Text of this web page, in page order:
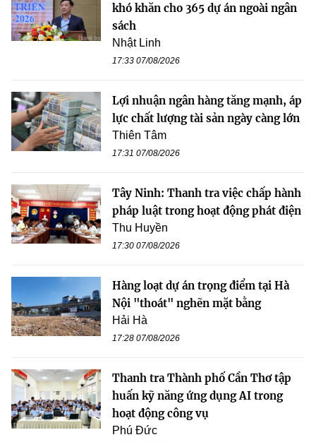
khó khăn cho 365 dự án ngoài ngân
sách
Nhật Linh
17:33 07/08/2026
Lợi nhuận ngân hàng tăng mạnh, áp
lực chất lượng tài sản ngày càng lớn
Thiên Tâm
17:31 07/08/2026
Tây Ninh: Thanh tra việc chấp hành
pháp luật trong hoạt động phát điện
Thu Huyền
17:30 07/08/2026
Hàng loạt dự án trọng điểm tại Hà
Nội "thoát" nghẽn mặt bằng
Hải Hà
17:28 07/08/2026
Thanh tra Thành phố Cần Thơ tập
huấn kỹ năng ứng dụng AI trong
hoạt động công vụ
Phú Đức